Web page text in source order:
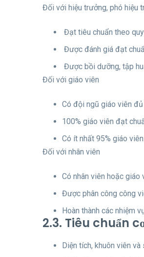
Đối với hiệu trưởng, phó hiệu
Đạt tiêu chuẩn theo
Được đánh giá đạt
Được bồi dưỡng, tập
Đối với giáo viên
Có đội ngũ giáo viên
100% giáo viên đạt
Có ít nhất 95% giáo
Đối với nhân viên
Có nhân viên hoặc giáo
Được phân công công
Hoàn thành các nhiệm
2.3. Tiêu chuẩn
Diện tích, khuôn viên và